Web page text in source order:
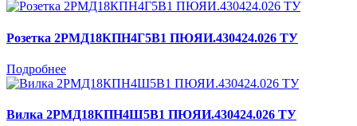
Розетка 2РМД18КПН4Г5В1 ПЮЯИ.430424.026 ТУ
Подробнее
Вилка 2РМД18КПН4Ш5В1 ПЮЯИ.430424.026 ТУ